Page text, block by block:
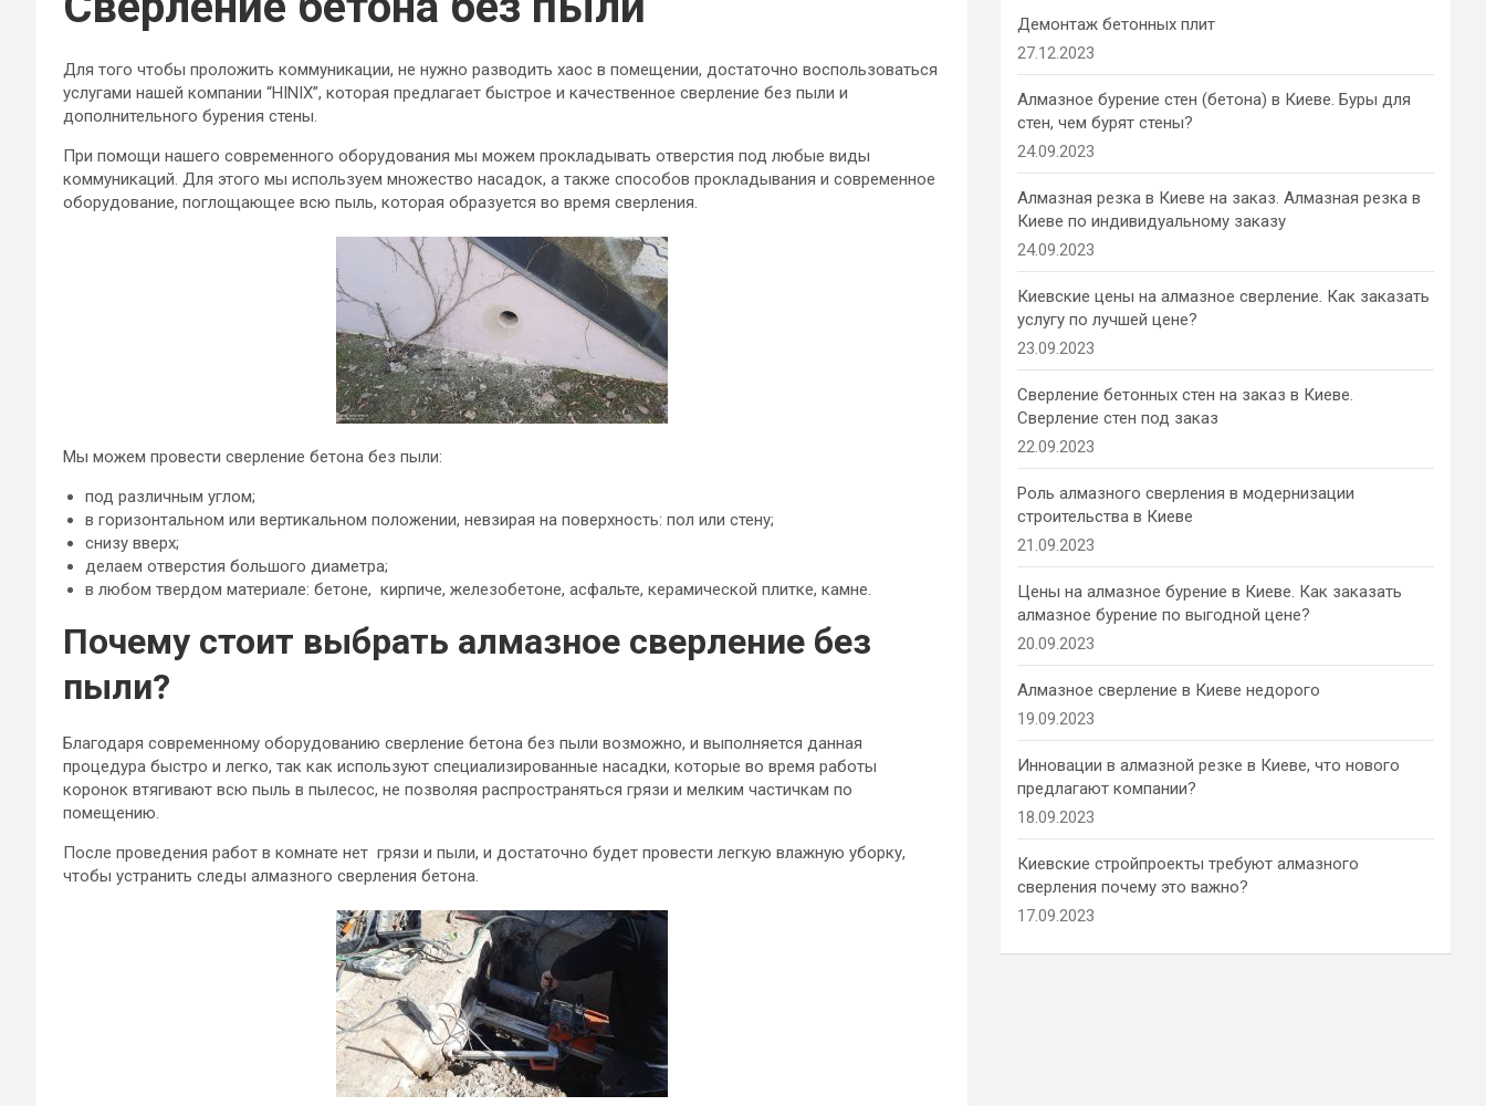
Для того чтобы проложить коммуникации, не нужно разводить хаос в помещении, достаточно воспользоваться
услугами нашей компании “HINIX”, которая предлагает быстрое и качественное сверление без пыли и
дополнительного бурения стены.
При помощи нашего современного оборудования мы можем прокладывать отверстия под любые виды
коммуникаций. Для этого мы используем множество насадок, а также способов прокладывания и современное
оборудование, поглощающее всю пыль, которая образуется во время сверления.
Мы можем провести сверление бетона без пыли:
под различным углом;
в горизонтальном или вертикальном положении, невзирая на поверхность: пол или стену;
снизу вверх;
делаем отверстия большого диаметра;
в любом твердом материале: бетоне, кирпиче, железобетоне, асфальте, керамической плитке, камне.
Почему стоит выбрать алмазное сверление без
пыли?
Благодаря современному оборудованию сверление бетона без пыли возможно, и выполняется данная
процедура быстро и легко, так как используют специализированные насадки, которые во время работы
коронок втягивают всю пыль в пылесос, не позволяя распространяться грязи и мелким частичкам по
помещению.
После проведения работ в комнате нет грязи и пыли, и достаточно будет провести легкую влажную уборку,
чтобы устранить следы алмазного сверления бетона.
Демонтаж бетонных плит
27.12.2023
Алмазное бурение стен (бетона) в Киеве. Буры для
стен, чем бурят стены?
24.09.2023
Алмазная резка в Киеве на заказ. Алмазная резка в
Киеве по индивидуальному заказу
24.09.2023
Киевские цены на алмазное сверление. Как заказать
услугу по лучшей цене?
23.09.2023
Сверление бетонных стен на заказ в Киеве.
Сверление стен под заказ
22.09.2023
Роль алмазного сверления в модернизации
строительства в Киеве
21.09.2023
Цены на алмазное бурение в Киеве. Как заказать
алмазное бурение по выгодной цене?
20.09.2023
Алмазное сверление в Киеве недорого
19.09.2023
Инновации в алмазной резке в Киеве, что нового
предлагают компании?
18.09.2023
Киевские стройпроекты требуют алмазного
сверления почему это важно?
17.09.2023